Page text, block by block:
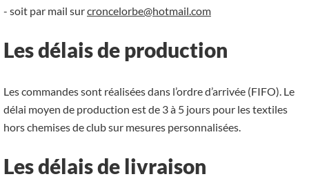
- soit par mail surcroncelorbe@hotmail.com
Les délais de production
Les commandes sont réalisées dans l’ordre d’arrivée (FIFO). Le
délai moyen de production est de 3 à 5 jours pour les textiles
hors chemises de club sur mesures personnalisées.
Les délais de livraison